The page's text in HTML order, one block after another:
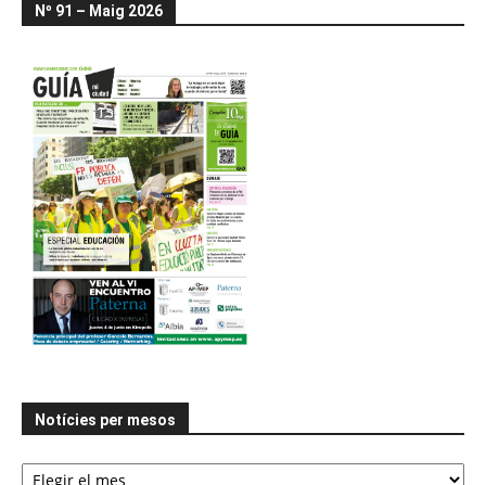
Nº 91 – Maig 2026
Notícies per mesos
Notícies